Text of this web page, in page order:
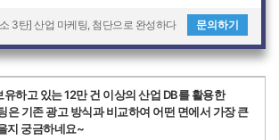
3탄] 산업 마케팅, 첨단으로 완성하다 문의하기
유하고 있는 12만 건 이상의 산업 DB를 활용한
은 기존 광고 방식과 비교하여 어떤 면에서 가장 큰
지 궁금하네요~